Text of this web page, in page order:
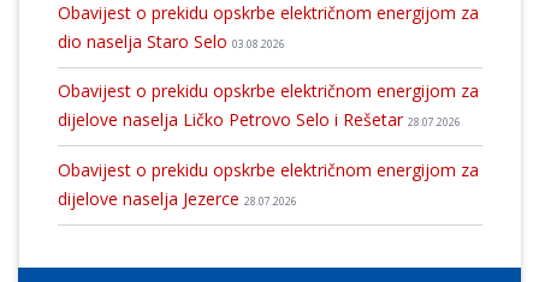
Obavijest o prekidu opskrbe električnom energijom za
dio naselja Staro Selo 03.08.2026
Obavijest o prekidu opskrbe električnom energijom za
dijelove naselja Ličko Petrovo Selo i Rešetar 28.07.2026
Obavijest o prekidu opskrbe električnom energijom za
dijelove naselja Jezerce 28.07.2026